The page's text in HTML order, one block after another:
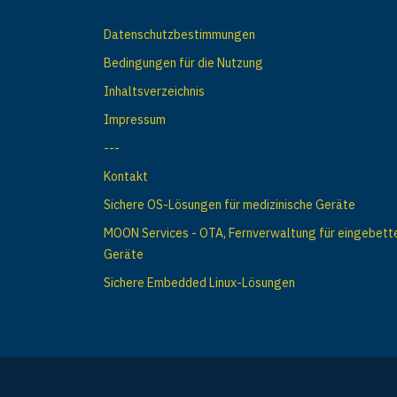
v
i
g
i
o
n
Datenschutzbestimmungen
Bedingungen für die Nutzung
Inhaltsverzeichnis
Impressum
---
Kontakt
Sichere OS-Lösungen für medizinische Geräte
MOON Services - OTA, Fernverwaltung für
Geräte
Sichere Embedded Linux-Lösungen